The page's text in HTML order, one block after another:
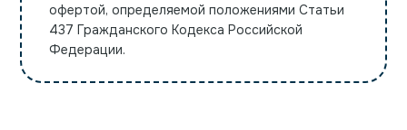
офертой, определяемой положениями Статьи
437 Гражданского Кодекса Российской
Федерации.